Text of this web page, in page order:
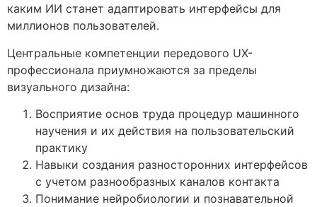
каким ИИ станет адаптировать интерфейсы для
миллионов пользователей.
Центральные компетенции передового UX-
профессионала приумножаются за пределы
визуального дизайна:
Восприятие основ труда процедур машинного
научения и их действия на пользовательский
практику
Навыки создания разносторонних интерфейсов
с учетом разнообразных каналов контакта
Понимание нейробиологии и познавательной